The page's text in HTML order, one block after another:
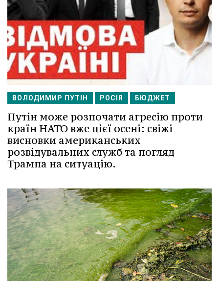
ВОЛОДИМИР ПУТІН РОСІЯ БЮДЖЕТ
Путін може розпочати агресію проти
країн НАТО вже цієї осені: свіжі
висновки американських
розвідувальних служб та погляд
Трампа на ситуацію.